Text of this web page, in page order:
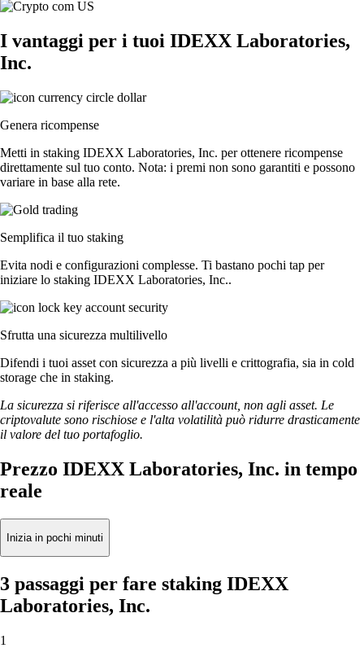
I vantaggi per i tuoi IDEXX Laboratories,
Inc.
Genera ricompense
Metti in staking IDEXX Laboratories, Inc. per ottenere ricompense
direttamente sul tuo conto. Nota: i premi non sono garantiti e possono
variare in base alla rete.
Semplifica il tuo staking
Evita nodi e configurazioni complesse. Ti bastano pochi tap per
iniziare lo staking IDEXX Laboratories, Inc..
Sfrutta una sicurezza multilivello
Difendi i tuoi asset con sicurezza a più livelli e crittografia, sia in cold
storage che in staking.
La sicurezza si riferisce all'accesso all'account, non agli asset. Le
criptovalute sono rischiose e l'alta volatilità può ridurre drasticamente
il valore del tuo portafoglio.
Prezzo IDEXX Laboratories, Inc. in tempo
reale
Inizia in pochi minuti
3 passaggi per fare staking IDEXX
Laboratories, Inc.
1